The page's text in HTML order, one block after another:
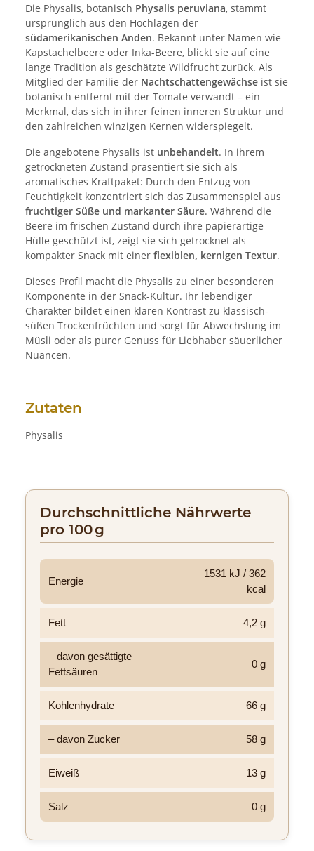
Die Physalis, botanisch Physalis peruviana, stammt
ursprünglich aus den Hochlagen der
südamerikanischen Anden. Bekannt unter Namen wie
Kapstachelbeere oder Inka-Beere, blickt sie auf eine
lange Tradition als geschätzte Wildfrucht zurück. Als
Mitglied der Familie der Nachtschattengewächse ist sie
botanisch entfernt mit der Tomate verwandt – ein
Merkmal, das sich in ihrer feinen inneren Struktur und
den zahlreichen winzigen Kernen widerspiegelt.
Die angebotene Physalis ist unbehandelt. In ihrem
getrockneten Zustand präsentiert sie sich als
aromatisches Kraftpaket: Durch den Entzug von
Feuchtigkeit konzentriert sich das Zusammenspiel aus
fruchtiger Süße und markanter Säure. Während die
Beere im frischen Zustand durch ihre papierartige
Hülle geschützt ist, zeigt sie sich getrocknet als
kompakter Snack mit einer flexiblen, kernigen Textur.
Dieses Profil macht die Physalis zu einer besonderen
Komponente in der Snack-Kultur. Ihr lebendiger
Charakter bildet einen klaren Kontrast zu klassisch-
süßen Trockenfrüchten und sorgt für Abwechslung im
Müsli oder als purer Genuss für Liebhaber säuerlicher
Nuancen.
Zutaten
Physalis
Durchschnittliche Nährwerte
pro 100 g
Energie
1531 kJ / 362
kcal
Fett 4,2 g
– davon gesättigte
Fettsäuren
0 g
Kohlenhydrate 66 g
– davon Zucker 58 g
Eiweiß 13 g
Salz 0 g